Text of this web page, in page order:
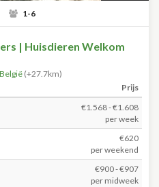
1-6
| Huisdieren Welkom
België (+27.7km)
Prijs
€1.568 - €1.608
per week
€620
per weekend
€900 - €907
per midweek